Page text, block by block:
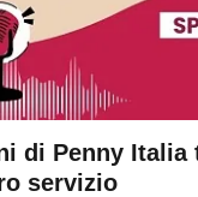
di Penny Italia
servizio